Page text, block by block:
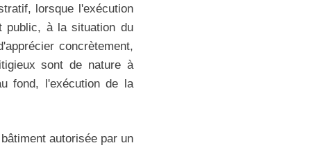
lorsque l'exécution
public, à la situation du
concrètement,
sont de nature à
fond, l'exécution de la
autorisée par un